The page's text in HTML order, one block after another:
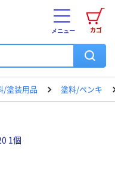
カゴ
メニュー
/塗装用品 塗料/ペンキ
1個